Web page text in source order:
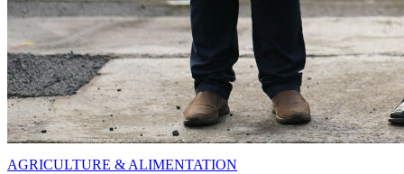
AGRICULTURE & ALIMENTATION